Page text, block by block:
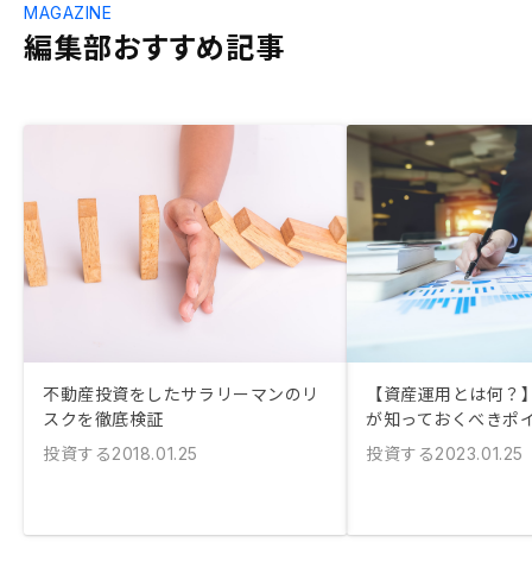
編集部おすすめ記事
MAGAZINE
不動産投資をしたサラリーマンのリ
スクを徹底検証
投資する2018.01.25
【資産運用とは何
が知っておくべきポ
投資する2023.01.25